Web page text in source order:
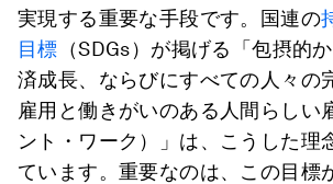
実現する重要な手段です。国連の
目標 （SDGs）が掲げる「包摂的
済成長、ならびにすべての人々の
雇用と働きがいのある人間らしい
ント・ワーク）」は、こうした理
ています。重要なのは、この目標